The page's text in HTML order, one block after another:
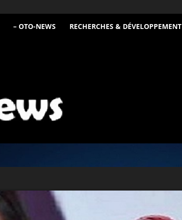
– OTO-NEWS RECHERCHES & DÉVELOPPEMENT